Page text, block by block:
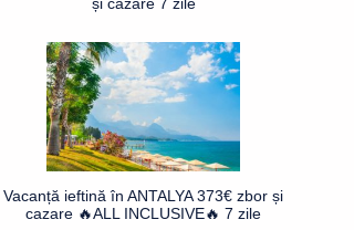
Vacanță ieftină în ANTALYA 373€ zbor și
cazare 🔥ALL INCLUSIVE🔥 7 zile